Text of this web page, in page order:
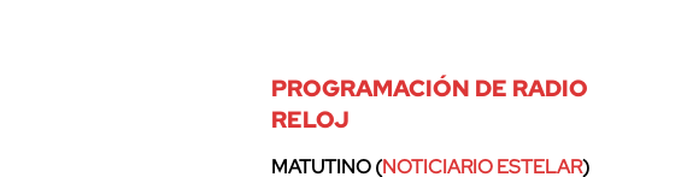
PROGRAMACIÓN DE RADIO
RELOJ
MATUTINO (NOTICIARIO ESTELAR)